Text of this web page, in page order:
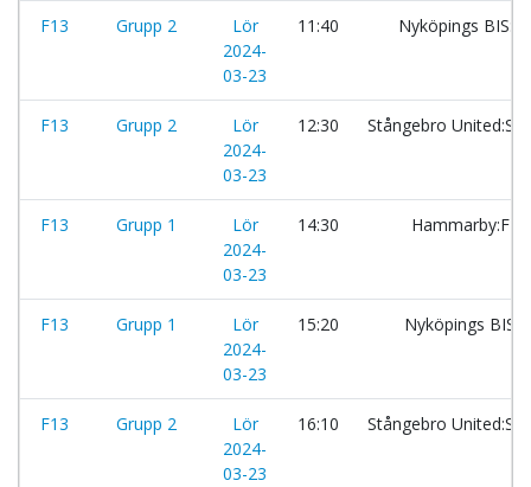
F13 Grupp 2
Lör
2024-
03-23
11:40 Nyköpings
F13 Grupp 2
Lör
2024-
03-23
12:30 Stångebro
F13 Grupp 1
Lör
2024-
03-23
14:30
F13 Grupp 1
Lör
2024-
03-23
15:20 Nyköpings
F13 Grupp 2
Lör
2024-
03-23
16:10 Stångebro